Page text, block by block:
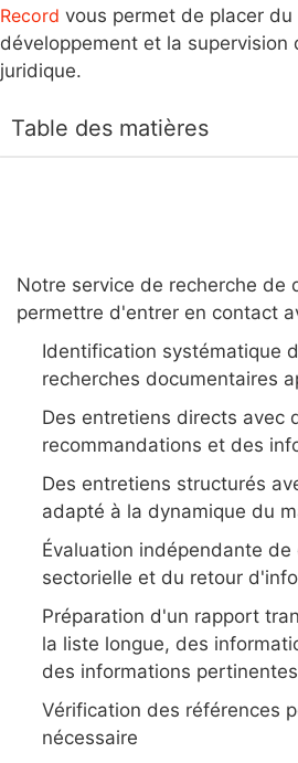
Record vous permet de placer
développement et la
juridique.
Table des matières
Notre service de recherche de
permettre d'entrer en contact
Identification systématique
recherches documentaires
Des entretiens directs avec
recommandations et des
Des entretiens structurés
adapté à la dynamique du
Évaluation indépendante
sectorielle et du retour
Préparation d'un rapport
la liste longue, des
des informations
Vérification des références
nécessaire